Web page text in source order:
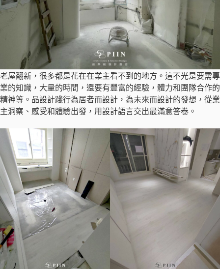
老屋翻新，很多都是花在在業主看不到的地方。這不光是要需專
業的知識，大量的時間，還要有豐富的經驗，體力和團隊合作的
精神等。品設計踐行為居者而設計，為未來而設計的發想，從業
主洞察、感受和體驗出發，用設計語言交出最滿意答卷。